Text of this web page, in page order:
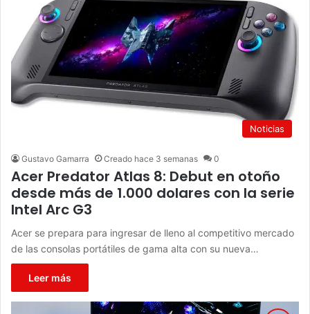
Noticias
Gustavo Gamarra Creado hace 3 semanas 0
Acer Predator Atlas 8: Debut en otoño
desde más de 1.000 dolares con la serie
Intel Arc G3
Acer se prepara para ingresar de lleno al competitivo mercado
de las consolas portátiles de gama alta con su nueva…
Leer más